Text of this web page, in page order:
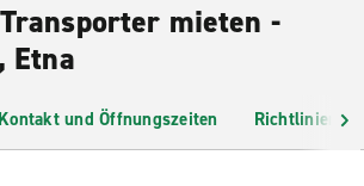
mieten -
Etna
Kontakt und Öffnungszeiten Richtlinien